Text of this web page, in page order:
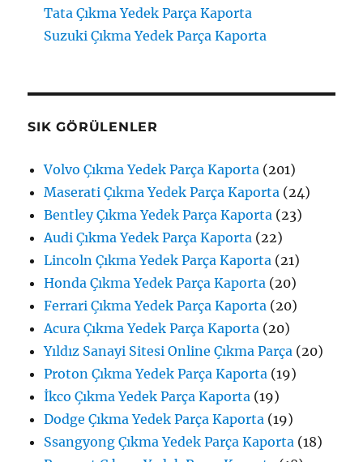
Tata Çıkma Yedek Parça Kaporta
Suzuki Çıkma Yedek Parça Kaporta
SIK GÖRÜLENLER
Volvo Çıkma Yedek Parça Kaporta (201)
Maserati Çıkma Yedek Parça Kaporta (24)
Bentley Çıkma Yedek Parça Kaporta (23)
Audi Çıkma Yedek Parça Kaporta (22)
Lincoln Çıkma Yedek Parça Kaporta (21)
Honda Çıkma Yedek Parça Kaporta (20)
Ferrari Çıkma Yedek Parça Kaporta (20)
Acura Çıkma Yedek Parça Kaporta (20)
Yıldız Sanayi Sitesi Online Çıkma Parça (20)
Proton Çıkma Yedek Parça Kaporta (19)
İkco Çıkma Yedek Parça Kaporta (19)
Dodge Çıkma Yedek Parça Kaporta (19)
Ssangyong Çıkma Yedek Parça Kaporta (18)